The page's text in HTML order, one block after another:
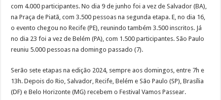
com 4.000 participantes. No dia 9 de junho foi a vez de Salvador (BA),
na Praça de Piatã, com 3.500 pessoas na segunda etapa. E, no dia 16,
o evento chegou no Recife (PE), reunindo também 3.500 inscritos. Já
no dia 23 foi a vez de Belém (PA), com 1.500 participantes. São Paulo
reuniu 5.000 pessoas na domingo passado (7).
Serão sete etapas na edição 2024, sempre aos domingos, entre 7h e
13h. Depois do Rio, Salvador, Recife, Belém e São Paulo (SP), Brasília
(DF) e Belo Horizonte (MG) recebem o Festival Vamos Passear.